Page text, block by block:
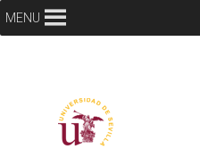
MENU